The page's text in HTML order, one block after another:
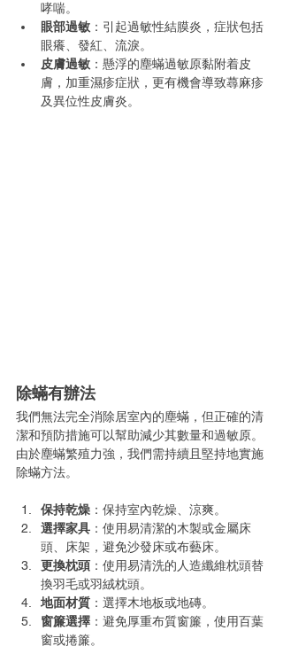
哮喘。
眼部過敏 ：引起過敏性結膜炎，症狀包括
眼癢、發紅、流淚。
皮膚過敏 ：懸浮的塵蟎過敏原黏附着皮
膚，加重濕疹症狀，更有機會導致蕁麻疹
及異位性皮膚炎。
除蟎有辦法
我們無法完全消除居室內的塵蟎，但正確的清
潔和預防措施可以幫助減少其數量和過敏原。
由於塵蟎繁殖力強，我們需持續且堅持地實施
除蟎方法。
保持乾燥 ：保持室內乾燥、涼爽。
選擇家具 ：使用易清潔的木製或金屬床
頭、床架，避免沙發床或布藝床。
更換枕頭 ：使用易清洗的人造纖維枕頭替
換羽毛或羽絨枕頭。
地面材質 ：選擇木地板或地磚。
窗簾選擇 ：避免厚重布質窗簾，使用百葉
窗或捲簾。